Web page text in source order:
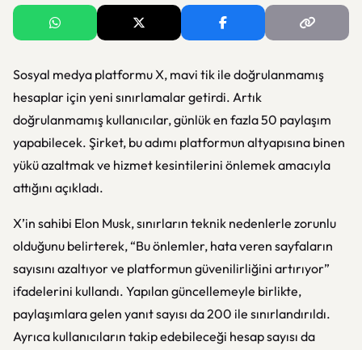
Sosyal medya platformu X, mavi tik ile doğrulanmamış
hesaplar için yeni sınırlamalar getirdi. Artık
doğrulanmamış kullanıcılar, günlük en fazla 50 paylaşım
yapabilecek. Şirket, bu adımı platformun altyapısına binen
yükü azaltmak ve hizmet kesintilerini önlemek amacıyla
attığını açıkladı.
X’in sahibi Elon Musk, sınırların teknik nedenlerle zorunlu
olduğunu belirterek, “Bu önlemler, hata veren sayfaların
sayısını azaltıyor ve platformun güvenilirliğini artırıyor”
ifadelerini kullandı. Yapılan güncellemeyle birlikte,
paylaşımlara gelen yanıt sayısı da 200 ile sınırlandırıldı.
Ayrıca kullanıcıların takip edebileceği hesap sayısı da